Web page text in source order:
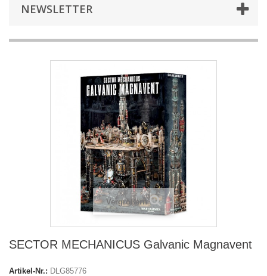
NEWSLETTER
Vergrößern
SECTOR MECHANICUS Galvanic Magnavent
Artikel-Nr.: DLG85776